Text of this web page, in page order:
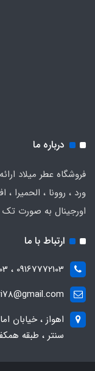
درباره ما
فروشگاه عطر میلاد
ورد ، روونا ،
اورجینال به صورت
ارتباط با ما
09167772103 ، 09166181003
اهواز ، خیابان
سنتر ، طبقه